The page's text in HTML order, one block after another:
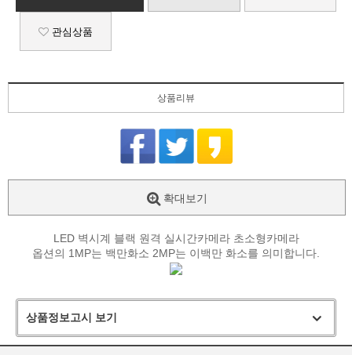
관심상품
상품리뷰
확대보기
LED 벽시계 블랙 원격 실시간카메라 초소형카메라
옵션의 1MP는 백만화소 2MP는 이백만 화소를 의미합니다.
상품정보고시 보기